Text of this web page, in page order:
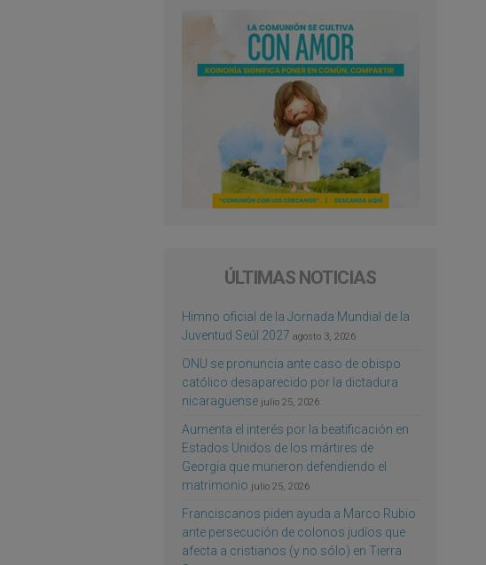
ÚLTIMAS NOTICIAS
Himno oficial de la Jornada Mundial de la
Juventud Seúl 2027 agosto 3, 2026
ONU se pronuncia ante caso de obispo
católico desaparecido por la dictadura
nicaragüense julio 25, 2026
Aumenta el interés por la beatificación en
Estados Unidos de los mártires de
Georgia que murieron defendiendo el
matrimonio julio 25, 2026
Franciscanos piden ayuda a Marco Rubio
ante persecución de colonos judíos que
afecta a cristianos (y no sólo) en Tierra